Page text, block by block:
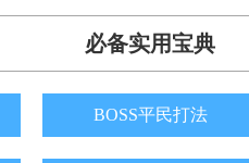
必备实用宝典
BOSS平民打法